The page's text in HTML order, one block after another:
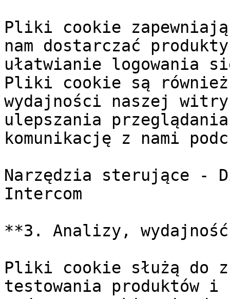
Pliki cookie
nam dostarczać
ułatwianie logowania
Pliki cookie są również
wydajności naszej
ulepszania
komunikację z nami
Narzędzia sterujące -
Intercom
**3. Analizy,
Pliki cookie służą do
testowania produktów i